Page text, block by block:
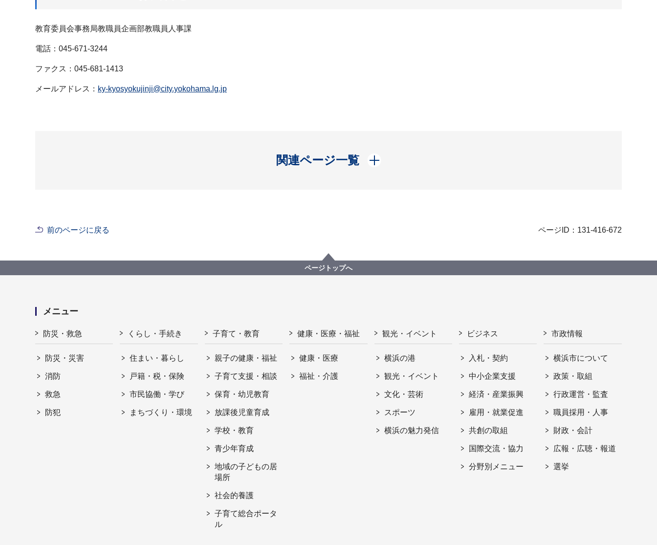
教育委員会事務局教職員企画部教職員人事課
電話：045-671-3244
ファクス：045-681-1413
メールアドレス： ky-kyosyokujinji@city.yokohama.lg.jp
関連ページ一覧
開く
前のページに戻る ページID：131-416-672
ページトップへ
メニュー
防災・救急
防災・災害
消防
救急
防犯
くらし・手続き
住まい・暮らし
戸籍・税・保険
市民協働・学び
まちづくり・環境
子育て・教育
親子の健康・福祉
子育て支援・相談
保育・幼児教育
放課後児童育成
学校・教育
青少年育成
地域の子どもの居
場所
社会的養護
子育て総合ポータ
ル
健康・医療・福祉
健康・医療
福祉・介護
観光・イベント
横浜の港
観光・イベント
文化・芸術
スポーツ
横浜の魅力発信
ビジネス
入札・契約
中小企業支援
経済・産業振興
雇用・就業促進
共創の取組
国際交流・協力
分野別メニュー
市政情報
横浜市について
政策・取組
行政運営・監査
職員採用・人事
財政・会計
広報・広聴・報道
選挙